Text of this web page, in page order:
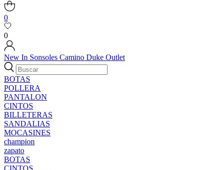
0
0
New In Sonsoles Camino Duke Outlet
BOTAS
POLLERA
PANTALON
CINTOS
BILLETERAS
SANDALIAS
MOCASINES
champion
zapato
BOTAS
CINTOS